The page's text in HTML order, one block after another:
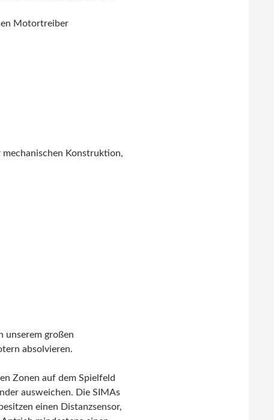
Motortreiber
mechanischen Konstruktion,
unserem großen
absolvieren.
Zonen auf dem Spielfeld
ausweichen. Die SIMAs
einen Distanzsensor,